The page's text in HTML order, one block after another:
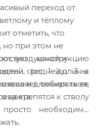
переход от
и тёплому
отметить, что
но при этом не
воздушной и
средней длины
и длинная хвоя,
цвета.
конструкцию
(от 1 до 3 в
собирать ее
крепятся к стволу
необходимо